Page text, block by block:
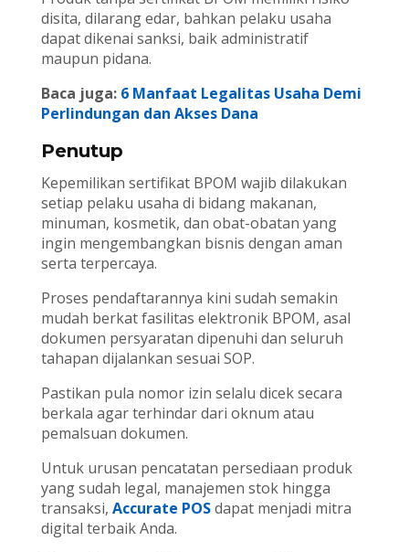
disita, dilarang edar, bahkan pelaku usaha
dapat dikenai sanksi, baik administratif
maupun pidana.
Baca juga: 6 Manfaat Legalitas Usaha Demi
Perlindungan dan Akses Dana
Penutup
Kepemilikan sertifikat BPOM wajib dilakukan
setiap pelaku usaha di bidang makanan,
minuman, kosmetik, dan obat-obatan yang
ingin mengembangkan bisnis dengan aman
serta terpercaya.
Proses pendaftarannya kini sudah semakin
mudah berkat fasilitas elektronik BPOM, asal
dokumen persyaratan dipenuhi dan seluruh
tahapan dijalankan sesuai SOP.
Pastikan pula nomor izin selalu dicek secara
berkala agar terhindar dari oknum atau
pemalsuan dokumen.
Untuk urusan pencatatan persediaan produk
yang sudah legal, manajemen stok hingga
transaksi, Accurate POSdapat menjadi mitra
digital terbaik Anda.